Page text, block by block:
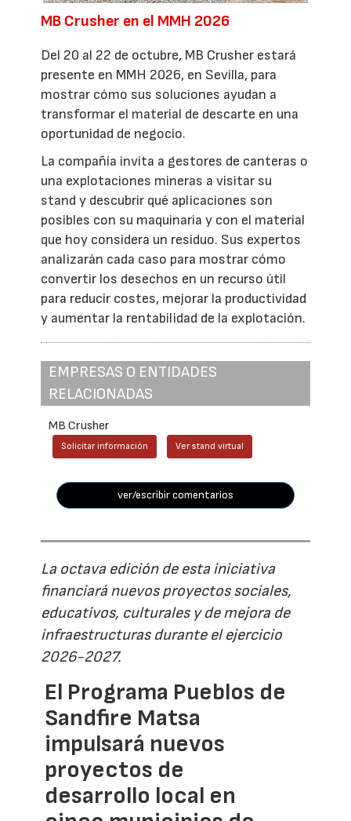
MB Crusher en el MMH 2026
Del 20 al 22 de octubre, MB Crusher estará
presente en MMH 2026, en Sevilla, para
mostrar cómo sus soluciones ayudan a
transformar el material de descarte en una
oportunidad de negocio.
La compañía invita a gestores de canteras o
una explotaciones mineras a visitar su
stand y descubrir qué aplicaciones son
posibles con su maquinaria y con el material
que hoy considera un residuo. Sus expertos
analizarán cada caso para mostrar cómo
convertir los desechos en un recurso útil
para reducir costes, mejorar la productividad
y aumentar la rentabilidad de la explotación.
EMPRESAS O ENTIDADES
RELACIONADAS
MB Crusher
Solicitar información Ver stand virtual
ver/escribir comentarios
La octava edición de esta iniciativa
financiará nuevos proyectos sociales,
educativos, culturales y de mejora de
infraestructuras durante el ejercicio
2026-2027.
El Programa Pueblos de
Sandfire Matsa
impulsará nuevos
proyectos de
desarrollo local en